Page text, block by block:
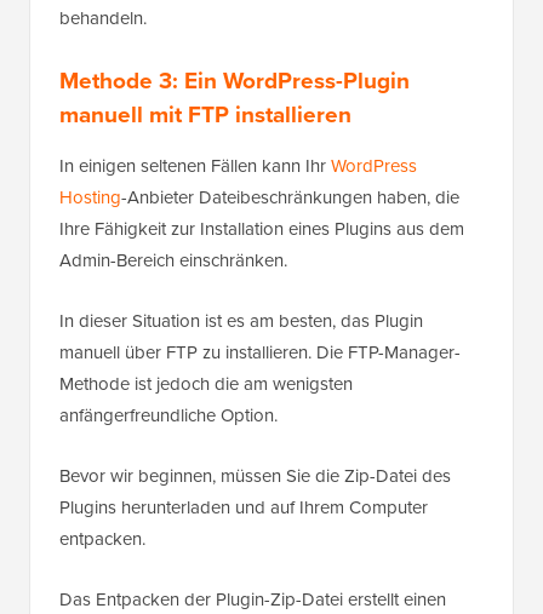
behandeln.
Methode 3: Ein WordPress-Plugin
manuell mit FTP installieren
In einigen seltenen Fällen kann IhrWordPress
Hosting-Anbieter Dateibeschränkungen haben, die
Ihre Fähigkeit zur Installation eines Plugins aus dem
Admin-Bereich einschränken.
In dieser Situation ist es am besten, das Plugin
manuell über FTP zu installieren. Die FTP-Manager-
Methode ist jedoch die am wenigsten
anfängerfreundliche Option.
Bevor wir beginnen, müssen Sie die Zip-Datei des
Plugins herunterladen und auf Ihrem Computer
entpacken.
Das Entpacken der Plugin-Zip-Datei erstellt einen